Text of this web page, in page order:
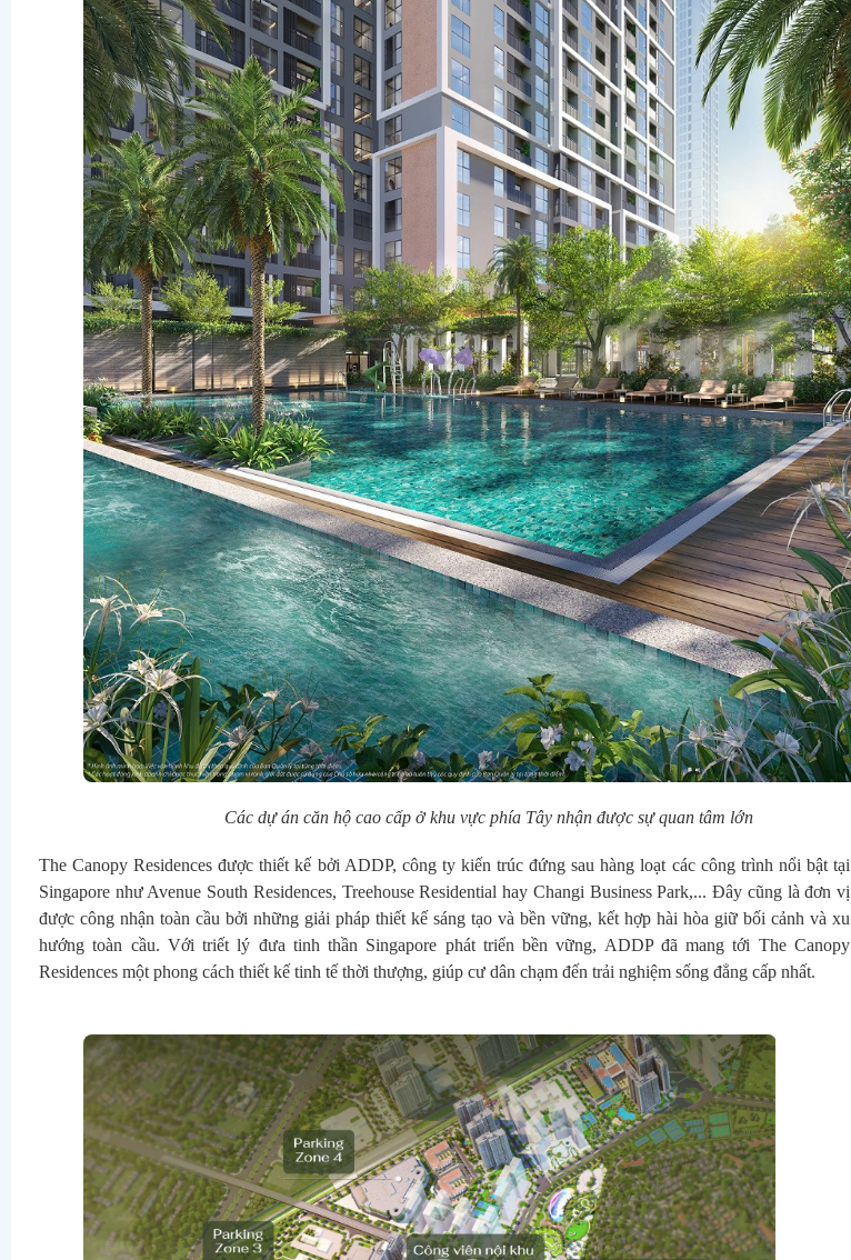
Các dự án căn hộ cao cấp ở khu vực phía Tây nhận được sự quan tâm lớn
The Canopy Residences được thiết kế bởi ADDP, công ty kiến trúc đứng sau hàng loạt các công trình nổi bật tại
Singapore như Avenue South Residences, Treehouse Residential hay Changi Business Park,... Đây cũng là đơn vị
được công nhận toàn cầu bởi những giải pháp thiết kế sáng tạo và bền vững, kết hợp hài hòa giữ bối cảnh và xu
hướng toàn cầu. Với triết lý đưa tinh thần Singapore phát triển bền vững, ADDP đã mang tới The Canopy
Residences một phong cách thiết kế tinh tế thời thượng, giúp cư dân chạm đến trải nghiệm sống đẳng cấp nhất.